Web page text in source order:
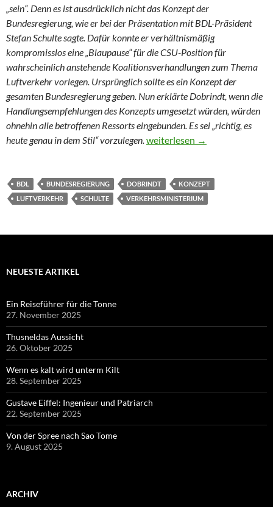
„sein“. Denn es ist ausdrücklich nicht das Konzept der
Bundesregierung, wie er bei der Präsentation mit BDL-Präsident
Stefan Schulte sagte. Dafür konnte er verhältnismäßig
kompromisslos eine „Blaupause“ für die CSU-Position für
wahrscheinlich anstehende Koalitionsverhandlungen zum Thema
Luftverkehr vorlegen. Ursprünglich sollte es ein Konzept der
gesamten Bundesregierung geben. Nun erklärte Dobrindt, wenn die
Handlungsempfehlungen des Konzepts umgesetzt würden, würden
ohnehin alle betroffenen Ressorts eingebunden. Es sei „richtig, es
heute genau in dem Stil“ vorzulegen. Blaupause für einen
weiterlesen →
BDL BUNDESREGIERUNG DOBRINDT
KONZEPT
LUFTVERKEHR
SCHULTE VERKEHRSMINISTERIUM
NEUESTE ARTIKEL
Ein Reiseführer für die Tonne
27. November 2025
Thusneldas Aussicht
26. Oktober 2025
Wenn es kalt wird unterm Kilt
28. September 2025
Gustave Eiffel: Ingenieur und Patriarch
22. September 2025
Von der Spree nach Sao Tome
9. August 2025
ARCHIV